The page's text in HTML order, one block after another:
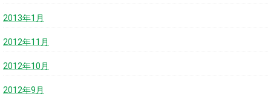
2013年1月
2012年11月
2012年10月
2012年9月